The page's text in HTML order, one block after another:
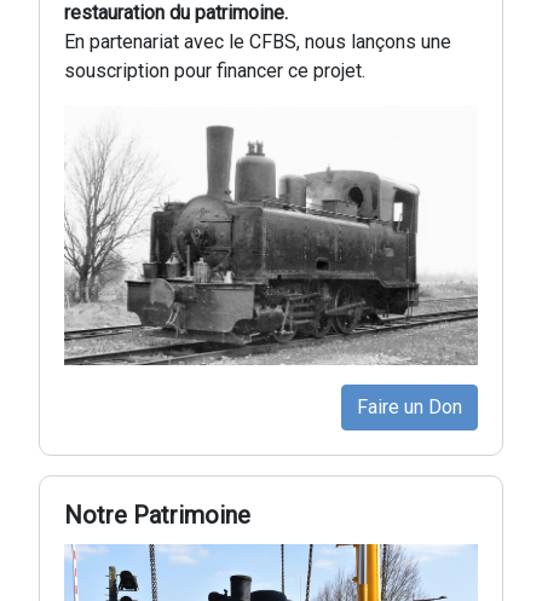
restauration du patrimoine.
En partenariat avec le CFBS, nous lançons une
souscription pour financer ce projet.
Faire un Don
Notre Patrimoine